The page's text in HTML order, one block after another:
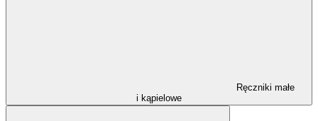
Ręczniki małe
i kąpielowe